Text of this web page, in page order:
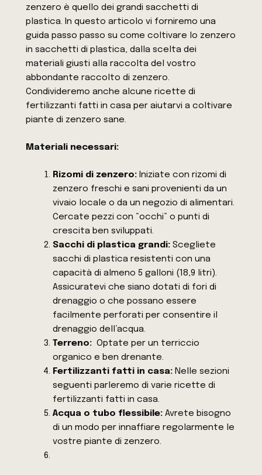
zenzero è quello dei grandi sacchetti di
plastica. In questo articolo vi forniremo una
guida passo passo su come coltivare lo zenzero
in sacchetti di plastica, dalla scelta dei
materiali giusti alla raccolta del vostro
abbondante raccolto di zenzero.
Condivideremo anche alcune ricette di
fertilizzanti fatti in casa per aiutarvi a coltivare
piante di zenzero sane.
Materiali necessari:
Rizomi di zenzero:Iniziate con rizomi di
zenzero freschi e sani provenienti da un
vivaio locale o da un negozio di alimentari.
Cercate pezzi con “occhi” o punti di
crescita ben sviluppati.
Sacchi di plastica grandi:Scegliete
sacchi di plastica resistenti con una
capacità di almeno 5 galloni (18,9 litri).
Assicuratevi che siano dotati di fori di
drenaggio o che possano essere
facilmente perforati per consentire il
drenaggio dell’acqua.
Terreno: Optate per un terriccio
organico e ben drenante.
Fertilizzanti fatti in casa:Nelle sezioni
seguenti parleremo di varie ricette di
fertilizzanti fatti in casa.
Acqua o tubo flessibile:Avrete bisogno
di un modo per innaffiare regolarmente le
vostre piante di zenzero.